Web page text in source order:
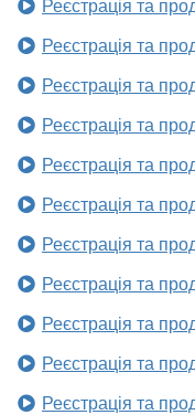
Реєстрація та
Реєстрація та
Реєстрація та
Реєстрація та
Реєстрація та
Реєстрація та
Реєстрація та
Реєстрація та
Реєстрація та
Реєстрація та
Реєстрація та